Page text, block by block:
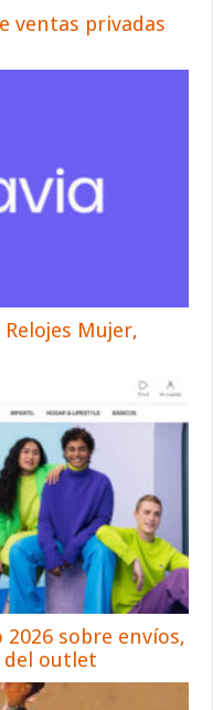
ventas privadas
Mujer,
sobre envíos,
del outlet